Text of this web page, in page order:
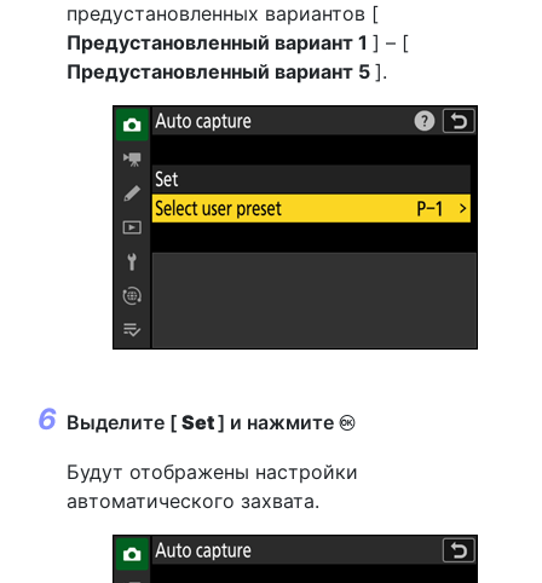
предустановленных вариантов [
Предустановленный вариант 1 ] – [
Предустановленный вариант 5 ].
Выделите [ Set] и нажмите J
Будут отображены настройки
автоматического захвата.